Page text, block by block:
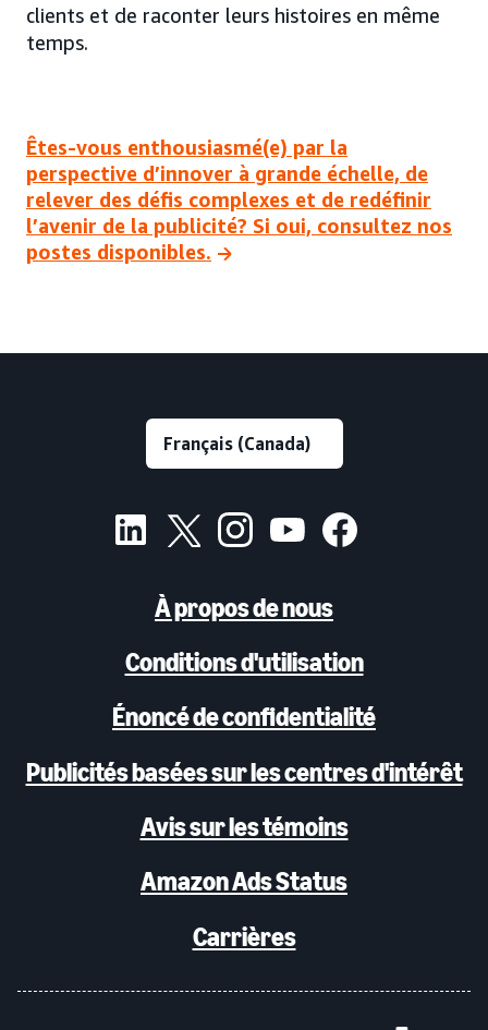
clients et de raconter leurs histoires en même
temps.
Êtes-vous enthousiasmé(e) par la
perspective d’innover à grande échelle, de
relever des défis complexes et de redéfinir
l’avenir de la publicité? Si oui, consultez nos
postes disponibles.
À propos de nous
Conditions d'utilisation
Énoncé de confidentialité
Publicités basées sur les centres d'intérêt
Avis sur les témoins
Amazon Ads Status
Carrières